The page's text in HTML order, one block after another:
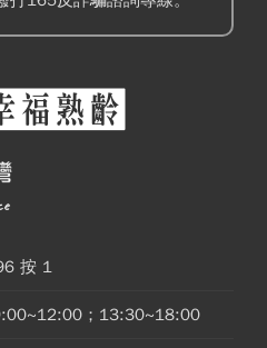
按 1
；13:30~18:00